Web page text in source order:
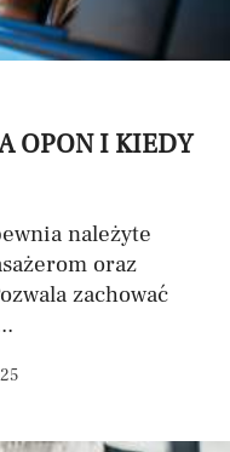
OPON I KIEDY
należyte
oraz
zachować